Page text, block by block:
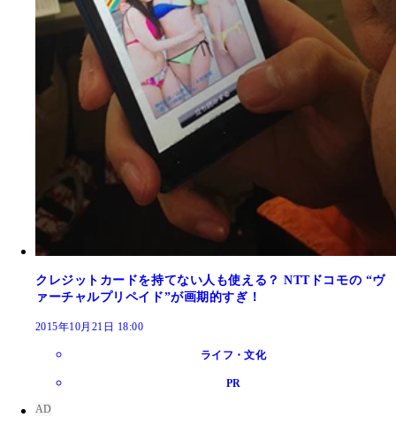
クレジットカードを持てない人も使える？ NTTドコモの “ヴ
ァーチャルプリペイド”が画期的すぎ！
2015年10月21日 18:00
ライフ・文化
PR